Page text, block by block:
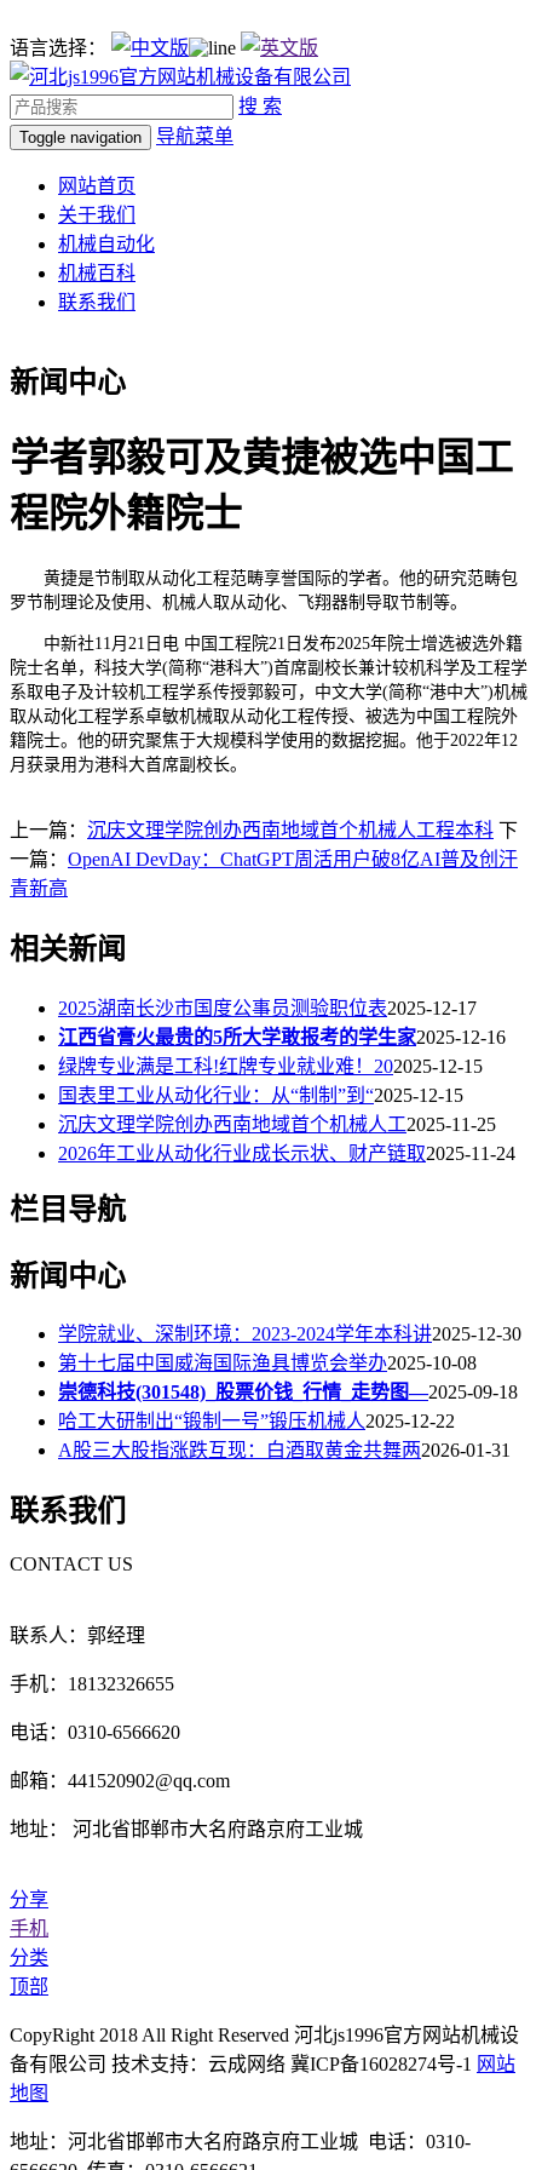
语言选择：
搜 索
Toggle navigation 导航菜单
网站首页
关于我们
机械自动化
机械百科
联系我们
新闻中心
学者郭毅可及黄捷被选中国工
程院外籍院士
黄捷是节制取从动化工程范畴享誉国际的学者。他的研究范畴包
罗节制理论及使用、机械人取从动化、飞翔器制导取节制等。
中新社11月21日电 中国工程院21日发布2025年院士增选被选外籍
院士名单，科技大学(简称“港科大”)首席副校长兼计较机科学及工程学
系取电子及计较机工程学系传授郭毅可，中文大学(简称“港中大”)机械
取从动化工程学系卓敏机械取从动化工程传授、被选为中国工程院外
籍院士。他的研究聚焦于大规模科学使用的数据挖掘。他于2022年12
月获录用为港科大首席副校长。
上一篇： 沉庆文理学院创办西南地域首个机械人工程本科 下
一篇： OpenAI DevDay：ChatGPT周活用户破8亿AI普及创汗
青新高
相关新闻
2025湖南长沙市国度公事员测验职位表2025-12-17
江西省膏火最贵的5所大学敢报考的学生家2025-12-16
绿牌专业满是工科!红牌专业就业难！202025-12-15
国表里工业从动化行业：从“制制”到“2025-12-15
沉庆文理学院创办西南地域首个机械人工2025-11-25
2026年工业从动化行业成长示状、财产链取2025-11-24
栏目导航
新闻中心
学院就业、深制环境：2023-2024学年本科讲2025-12-30
第十七届中国威海国际渔具博览会举办2025-10-08
崇德科技(301548)_股票价钱_行情_走势图—2025-09-18
哈工大研制出“锻制一号”锻压机械人2025-12-22
A股三大股指涨跌互现：白酒取黄金共舞两2026-01-31
联系我们
CONTACT US
联系人：郭经理
手机：18132326655
电话：0310-6566620
邮箱：441520902@qq.com
地址： 河北省邯郸市大名府路京府工业城
分享
手机
分类
顶部
CopyRight 2018 All Right Reserved 河北js1996官方网站机械设
备有限公司 技术支持：云成网络 冀ICP备16028274号-1 网站
地图
地址：河北省邯郸市大名府路京府工业城 电话：0310-